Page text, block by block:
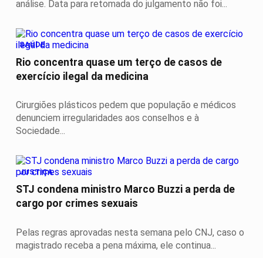
análise. Data para retomada do julgamento não foi...
SAÚDE
Rio concentra quase um terço de casos de
exercício ilegal da medicina
Cirurgiões plásticos pedem que população e médicos
denunciem irregularidades aos conselhos e à
Sociedade...
JUSTIÇA
STJ condena ministro Marco Buzzi a perda de
cargo por crimes sexuais
Pelas regras aprovadas nesta semana pelo CNJ, caso o
magistrado receba a pena máxima, ele continua...